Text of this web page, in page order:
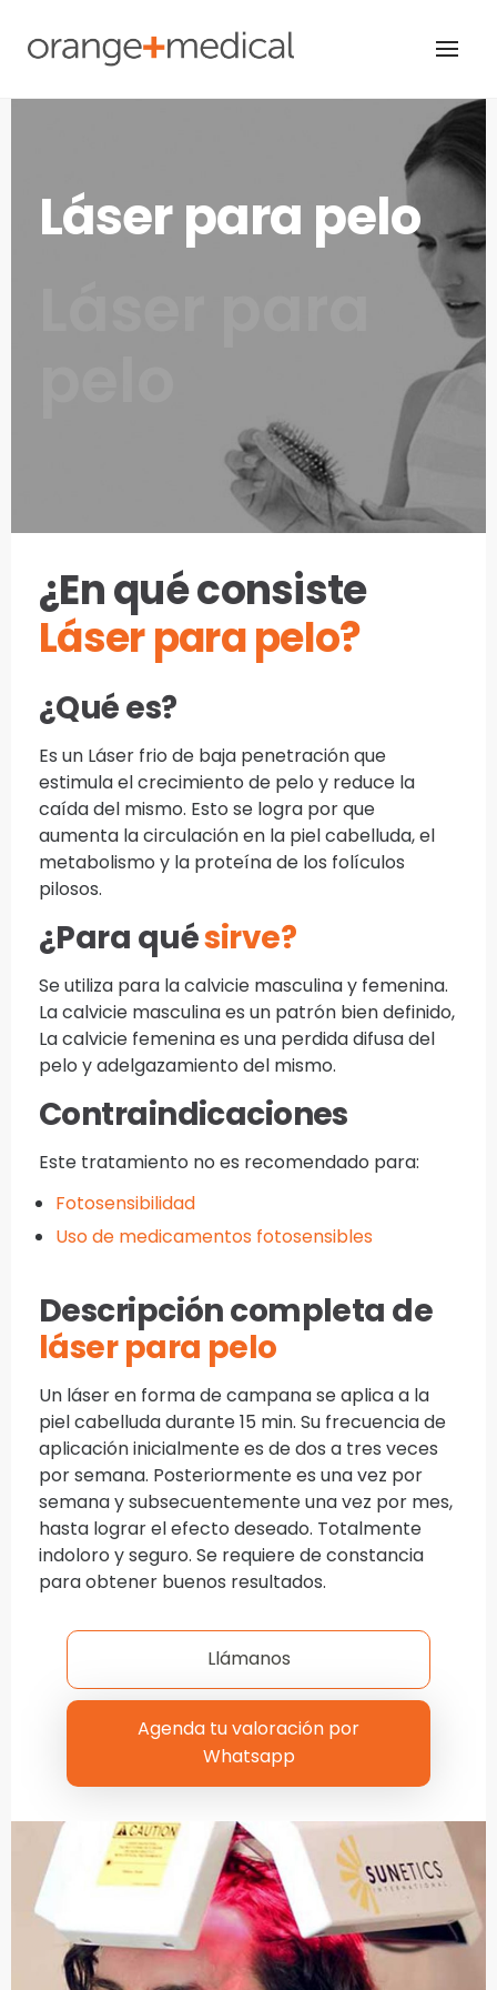
content
Láser para pelo
¿En qué consiste
Láser para pelo?
¿Qué es?
Es un Láser frio de baja penetración que
estimula el crecimiento de pelo y reduce la
caída del mismo. Esto se logra por que
aumenta la circulación en la piel cabelluda, el
metabolismo y la proteína de los folículos
pilosos.
¿Para quésirve?
Se utiliza para la calvicie masculina y femenina.
La calvicie masculina es un patrón bien definido,
La calvicie femenina es una perdida difusa del
pelo y adelgazamiento del mismo.
Contraindicaciones
Este tratamiento no es recomendado para:
Fotosensibilidad
Uso de medicamentos fotosensibles
Descripción completa de
láser para pelo
Un láser en forma de campana se aplica a la
piel cabelluda durante 15 min. Su frecuencia de
aplicación inicialmente es de dos a tres veces
por semana. Posteriormente es una vez por
semana y subsecuentemente una vez por mes,
hasta lograr el efecto deseado. Totalmente
indoloro y seguro. Se requiere de constancia
para obtener buenos resultados.
Llámanos
Agenda tu valoración por
Whatsapp